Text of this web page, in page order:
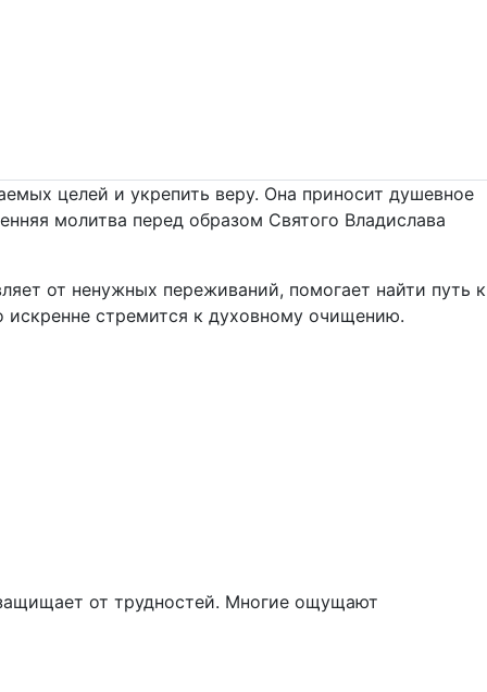
целей и укрепить веру. Она приносит душевное
молитва перед образом Святого Владислава
от ненужных переживаний, помогает найти путь к
искренне стремится к духовному очищению.
от трудностей. Многие ощущают